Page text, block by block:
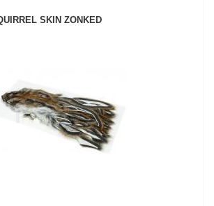
SKIN ZONKED
VOIR LE PRODUIT